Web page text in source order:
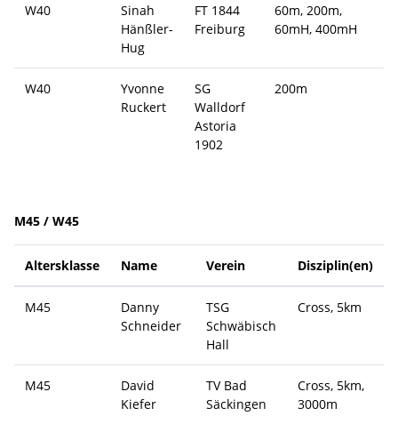
W40
Sinah
Hänßler-
Hug
FT 1844
Freiburg
60m, 200m,
60mH, 400mH
W40
Yvonne
Ruckert
SG
Walldorf
Astoria
1902
200m
M45 / W45
Altersklasse Name Verein Disziplin(en)
M45
Danny
Schneider
TSG
Schwäbisch
Hall
Cross, 5km
M45
David
Kiefer
TV Bad
Säckingen
Cross, 5km,
3000m